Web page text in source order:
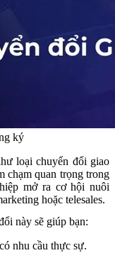
ký
loại chuyển đổi giao
chạm quan trọng trong
mở ra cơ hội nuôi
hoặc telesales.
này sẽ giúp bạn:
nhu cầu thực sự.